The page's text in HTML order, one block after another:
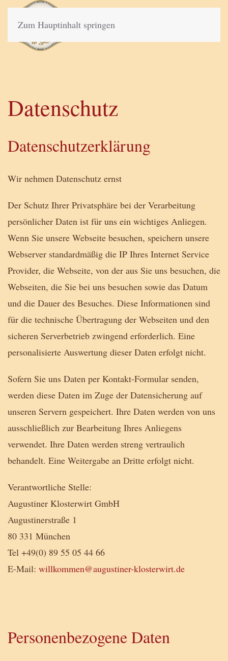
Zum Hauptinhalt springen
Datenschutz
Datenschutzerklärung
Wir nehmen Datenschutz ernst
Der Schutz Ihrer Privatsphäre bei der Verarbeitung
persönlicher Daten ist für uns ein wichtiges Anliegen.
Wenn Sie unsere Webseite besuchen, speichern unsere
Webserver standardmäßig die IP Ihres Internet Service
Provider, die Webseite, von der aus Sie uns besuchen, die
Webseiten, die Sie bei uns besuchen sowie das Datum
und die Dauer des Besuches. Diese Informationen sind
für die technische Übertragung der Webseiten und den
sicheren Serverbetrieb zwingend erforderlich. Eine
personalisierte Auswertung dieser Daten erfolgt nicht.
Sofern Sie uns Daten per Kontakt-Formular senden,
werden diese Daten im Zuge der Datensicherung auf
unseren Servern gespeichert. Ihre Daten werden von uns
ausschließlich zur Bearbeitung Ihres Anliegens
verwendet. Ihre Daten werden streng vertraulich
behandelt. Eine Weitergabe an Dritte erfolgt nicht.
Verantwortliche Stelle:
Augustiner Klosterwirt GmbH
Augustinerstraße 1
80 331 München
Tel +49(0) 89 55 05 44 66
E-Mail: willkommen@augustiner-klosterwirt.de
Personenbezogene Daten